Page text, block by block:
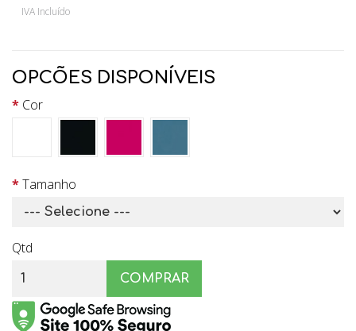
IVA Incluído
OPCÕES DISPONÍVEIS
Cor
Tamanho
Qtd
COMPRAR